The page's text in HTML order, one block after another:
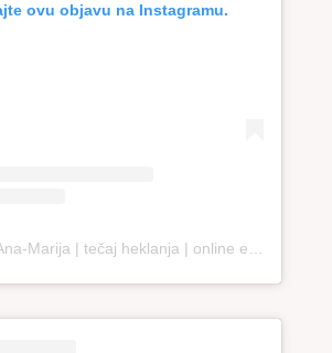
ovu objavu na Instagramu.